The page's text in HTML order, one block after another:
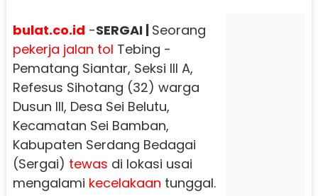
bulat.co.id -SERGAI | Seorang
pekerja jalan tol Tebing -
Pematang Siantar, Seksi III A,
Refesus Sihotang (32) warga
Dusun III, Desa Sei Belutu,
Kecamatan Sei Bamban,
Kabupaten Serdang Bedagai
(Sergai) tewas di lokasi usai
mengalami kecelakaan tunggal.